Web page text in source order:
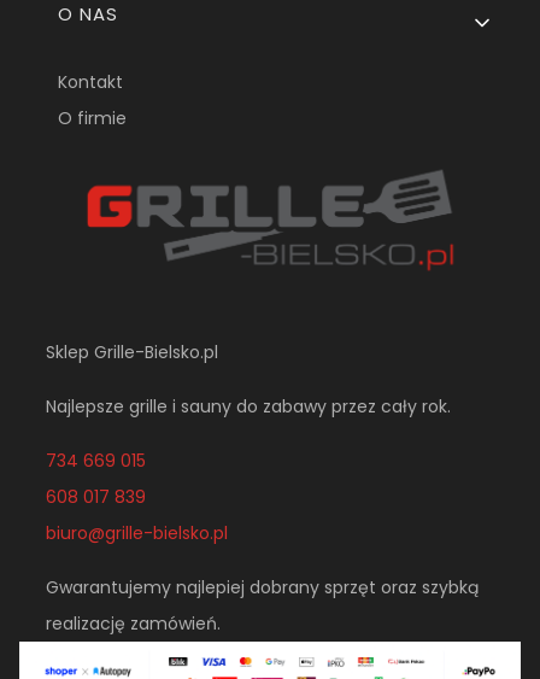
O NAS
Kontakt
O firmie
Sklep Grille-Bielsko.pl
Najlepsze grille i sauny do zabawy przez cały rok.
734 669 015
608 017 839
biuro@grille-bielsko.pl
Gwarantujemy najlepiej dobrany sprzęt oraz szybką
realizację zamówień.